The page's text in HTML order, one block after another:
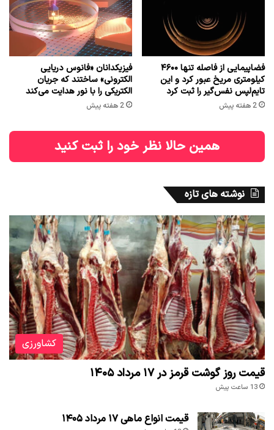
فضاپیمایی از فاصله تنها ۴۶۰۰
کیلومتری مریخ عبور کرد و این
تایم‌لپس نفس‌گیر را ثبت کرد
2 هفته پیش
فیزیکدانان «فانوس دریایی
الکترونی» ساختند که جریان
الکتریکی را با نور هدایت می‌کند
2 هفته پیش
همین حالا نظر خود را ثبت کنید
نوشته های تازه
کشاورزی
قیمت روز گوشت قرمز در ۱۷ مرداد ۱۴۰۵
13 ساعت پیش
قیمت انواع ماهی ۱۷ مرداد ۱۴۰۵